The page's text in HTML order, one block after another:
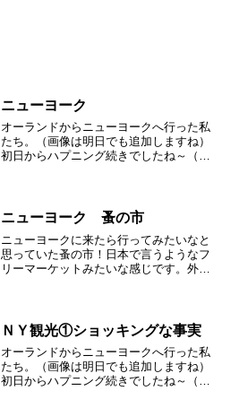
ニューヨーク
オーランドからニューヨークへ行った私
たち。（画像は明日でも追加しますね）
初日からハプニング続きでしたね～（過
たのによく起きれたと思...
ニューヨーク 蚤の市
ニューヨークに来たら行ってみたいなと
思っていた蚤の市！日本で言うようなフ
リーマーケットみたいな感じです。外で
た。Hello's Ki...
ＮＹ観光①ショッキングな事実
オーランドからニューヨークへ行った私
たち。（画像は明日でも追加しますね）
初日からハプニング続きでしたね～（過